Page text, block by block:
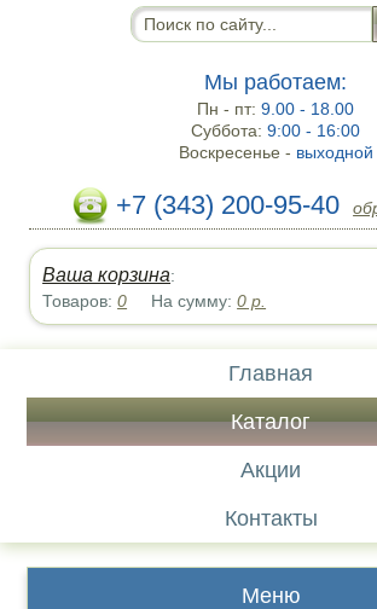
Мы работаем:
Пн - пт:9.00 - 18.00
Суббота:9:00 - 16:00
Воскресенье - выходной
+7 (343) 200-95-40
Ваша корзина:
Товаров:0 На сумму:0 р.
Главная
Каталог
Акции
Контакты
Меню